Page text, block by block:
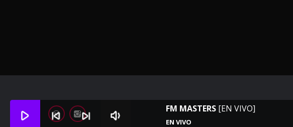
play_arrow skip_previous skip_next volume_down FM MASTERS [EN VIVO]
EN VIVO